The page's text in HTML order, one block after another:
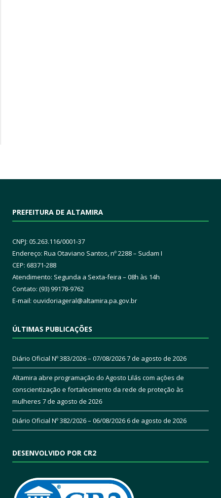
PREFEITURA DE ALTAMIRA
CNPJ: 05.263.116/0001-37
Endereço: Rua Otaviano Santos, nº 2288 – Sudam I
CEP: 68371-288
Atendimento: Segunda a Sexta-feira – 08h às 14h
Contato: (93) 99178-9762
E-mail: ouvidoriageral@altamira.pa.gov.br
ÚLTIMAS PUBLICAÇÕES
Diário Oficial Nº 383/2026 – 07/08/20267 de agosto de 2026
Altamira abre programação do Agosto Lilás com ações de
conscientização e fortalecimento da rede de proteção às
mulheres 7 de agosto de 2026
Diário Oficial Nº 382/2026 – 06/08/20266 de agosto de 2026
DESENVOLVIDO POR CR2